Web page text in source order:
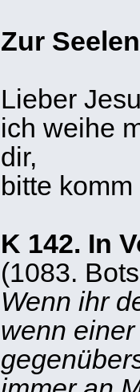
Zur
Lieber
ich weihe
dir,
bitte
K 142. In
(1083.
Wenn ihr
wenn